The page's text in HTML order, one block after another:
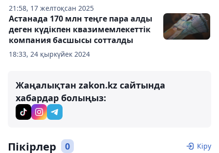
21:58, 17 желтоқсан 2025
18:33, 24 қыркүйек 2024
Астанада 170 млн теңге пара алды
деген күдікпен квазимемлекеттік
компания басшысы сотталды
Жаңалықтан zakon.kz сайтында
хабардар болыңыз:
Пікірлер 0 Кіру